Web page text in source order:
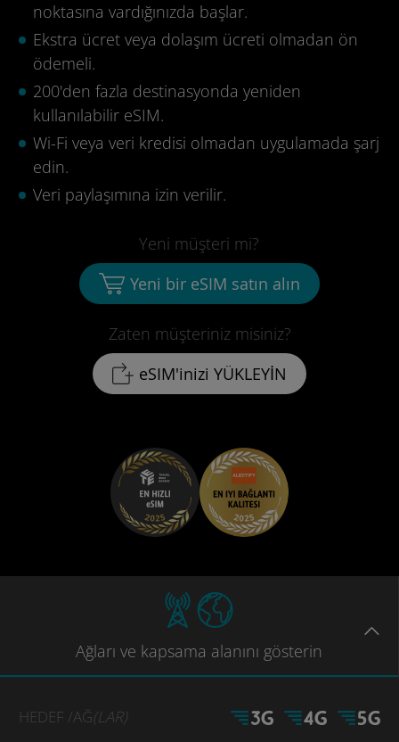
noktasına vardığınızda başlar.
Ekstra ücret veya dolaşım ücreti olmadan ön
ödemeli.
200'den fazla destinasyonda yeniden
kullanılabilir eSIM.
Wi-Fi veya veri kredisi olmadan uygulamada şarj
edin.
Veri paylaşımına izin verilir.
Zaten müşteriniz misiniz?
eSIM'inizi YÜKLEYİN
Yeni müşteri mi?
Yeni bir eSIM satın alın
Ağları ve kapsama alanını gösterin
HEDEF /AĞ(LAR)